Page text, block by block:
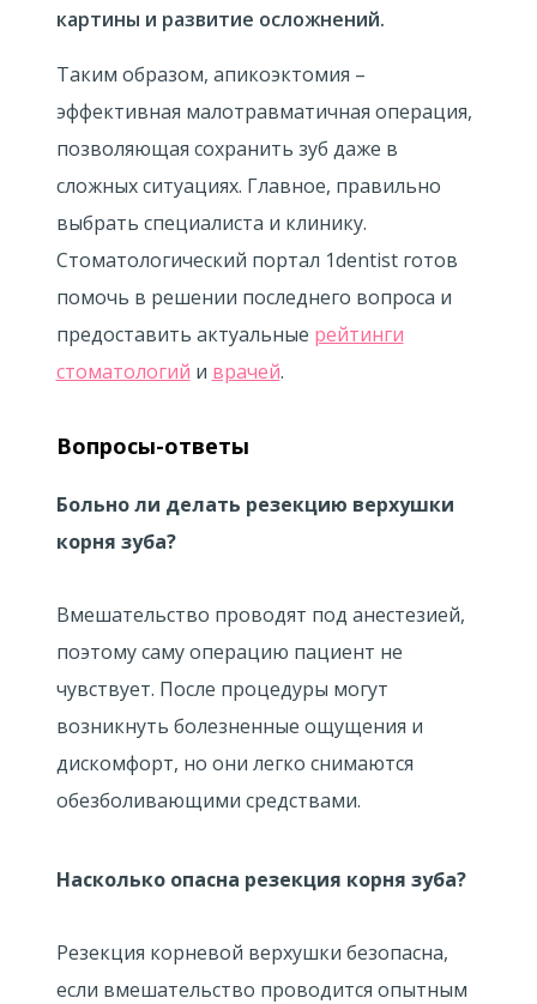
картины и развитие осложнений.
Таким образом, апикоэктомия –
эффективная малотравматичная операция,
позволяющая сохранить зуб даже в
сложных ситуациях. Главное, правильно
выбрать специалиста и клинику.
Стоматологический портал 1dentist готов
помочь в решении последнего вопроса и
предоставить актуальные рейтинги
стоматологий и врачей.
Вопросы-ответы
Больно ли делать резекцию верхушки
корня зуба?
Вмешательство проводят под анестезией,
поэтому саму операцию пациент не
чувствует. После процедуры могут
возникнуть болезненные ощущения и
дискомфорт, но они легко снимаются
обезболивающими средствами.
Насколько опасна резекция корня зуба?
Резекция корневой верхушки безопасна,
если вмешательство проводится опытным